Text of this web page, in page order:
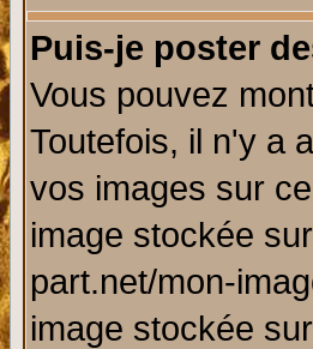
Puis-je poster
Vous pouvez
Toutefois, il n'y a
vos images sur
image stockée
part.net/mon-
image stockée